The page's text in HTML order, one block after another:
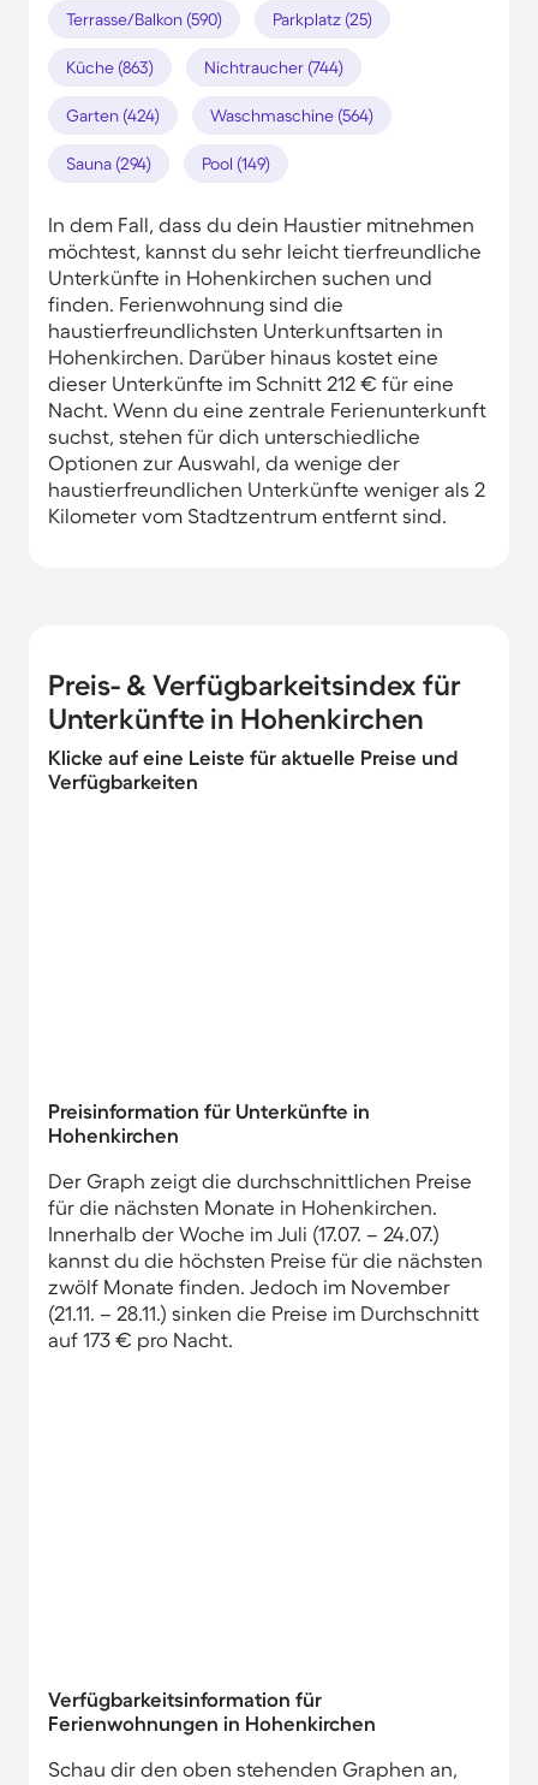
Terrasse/Balkon (590) Parkplatz (25)
Küche (863) Nichtraucher (744)
Garten (424) Waschmaschine (564)
Sauna (294) Pool (149)
In dem Fall, dass du dein Haustier mitnehmen
möchtest, kannst du sehr leicht tierfreundliche
Unterkünfte in Hohenkirchen suchen und
finden. Ferienwohnung sind die
haustierfreundlichsten Unterkunftsarten in
Hohenkirchen. Darüber hinaus kostet eine
dieser Unterkünfte im Schnitt 212 € für eine
Nacht. Wenn du eine zentrale Ferienunterkunft
suchst, stehen für dich unterschiedliche
Optionen zur Auswahl, da wenige der
haustierfreundlichen Unterkünfte weniger als 2
Kilometer vom Stadtzentrum entfernt sind.
Preis- & Verfügbarkeitsindex für
Unterkünfte in Hohenkirchen
Klicke auf eine Leiste für aktuelle Preise und
Verfügbarkeiten
Preisinformation für Unterkünfte in
Hohenkirchen
Der Graph zeigt die durchschnittlichen Preise
für die nächsten Monate in Hohenkirchen.
Innerhalb der Woche im Juli (17.07. – 24.07.)
kannst du die höchsten Preise für die nächsten
zwölf Monate finden. Jedoch im November
(21.11. – 28.11.) sinken die Preise im Durchschnitt
auf 173 € pro Nacht.
Verfügbarkeitsinformation für
Ferienwohnungen in Hohenkirchen
Schau dir den oben stehenden Graphen an,